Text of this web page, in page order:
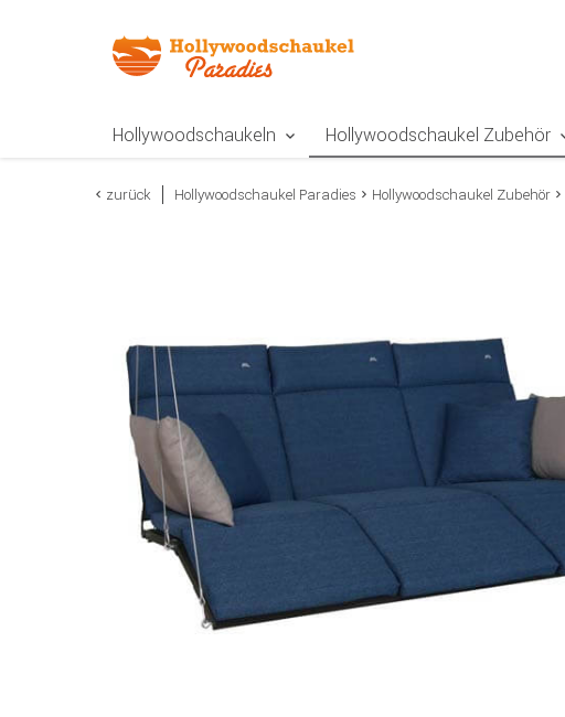
Hollywoodschaukeln Hollywoodschaukel Zubehör
zurück Hollywoodschaukel Paradies Hollywoodschaukel Zubehör